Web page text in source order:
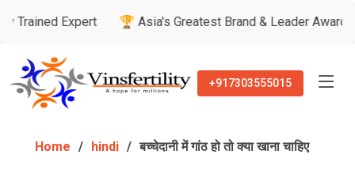
🏆 Asia's Greatest Brand & Leader Awards 🏅
+917303555015
Home hindi बच्चेदानी में गांठ हो तो क्या खाना चाहिए